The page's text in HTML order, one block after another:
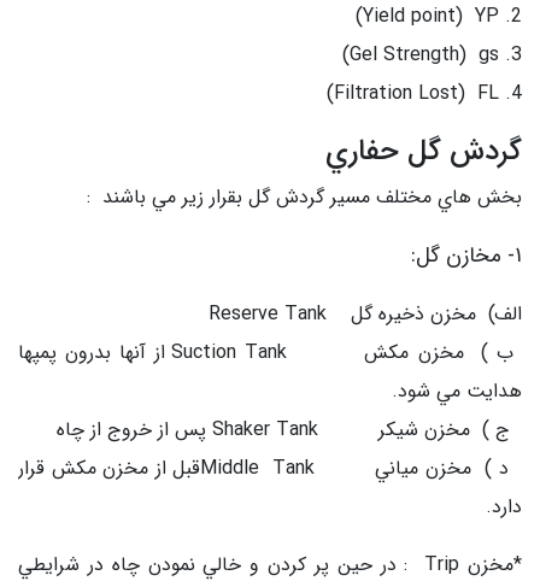
2. Yield point) YP)
3. Gel Strength) gs)
4. Filtration Lost) FL)
گردش گل حفاري
بخش هاي مختلف مسير گردش گل بقرار زير مي باشند :
۱- مخازن گل:
الف) مخزن ذخيره گل Reserve Tank
ب ) مخزن مكش Suction Tank از آنها بدرون پمپها
هدايت مي شود.
ج ) مخزن شيكر Shaker Tank پس از خروج از چاه
د ) مخزن مياني Middle Tankقبل از مخزن مكش قرار
دارد.
*مخزن Trip : در حين پر كردن و خالي نمودن چاه در شرايطي